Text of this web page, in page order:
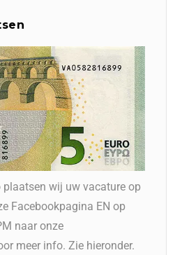
plaatsen wij uw vacature op
Facebookpagina EN op
naar onze
meer info. Zie hieronder.